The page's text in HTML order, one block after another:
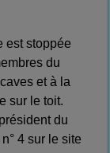
est stoppée
du
et à la
sur le toit.
du
4 sur le site